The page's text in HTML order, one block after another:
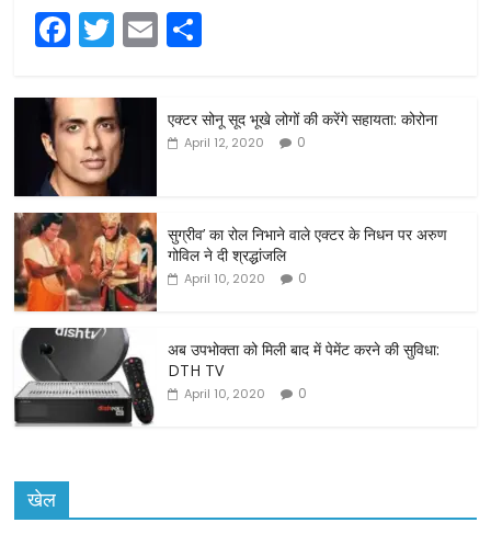
F
c
e
b
o
o
k
T
itt
er
E
ar
e
एक्टर सोनू सूद भूखे लोगों की करेंगे सहायता: कोरोना
April 12, 2020 0
सुग्रीव’ का रोल निभाने वाले एक्टर के निधन पर अरुण
गोविल ने दी श्रद्धांजलि
April 10, 2020 0
अब उपभोक्ता को मिली बाद में पेमेंट करने की सुविधा:
DTH TV
April 10, 2020 0
खेल